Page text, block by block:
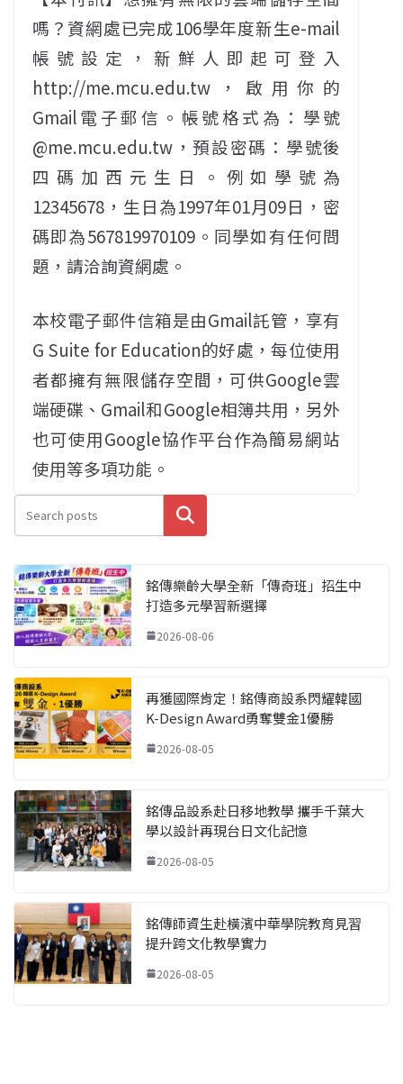
嗎？資網處已完成106學年度新生e-mail
帳號設定，新鮮人即起可登入
http://me.mcu.edu.tw，啟用你的
Gmail電子郵信。帳號格式為：學號
@me.mcu.edu.tw，預設密碼：學號後
四碼加西元生日。例如學號為
12345678，生日為1997年01月09日，密
碼即為567819970109。同學如有任何問
題，請洽詢資網處。
本校電子郵件信箱是由Gmail託管，享有
G Suite for Education的好處，每位使用
者都擁有無限儲存空間，可供Google雲
端硬碟、Gmail和Google相簿共用，另外
也可使用Google協作平台作為簡易網站
使用等多項功能。
搜尋
銘傳樂齡大學全新「傳奇班」招生中
打造多元學習新選擇
2026-08-06
再獲國際肯定！銘傳商設系閃耀韓國
K-Design Award勇奪雙金1優勝
2026-08-05
銘傳品設系赴日移地教學 攜手千葉大
學以設計再現台日文化記憶
2026-08-05
銘傳師資生赴橫濱中華學院教育見習
提升跨文化教學實力
2026-08-05